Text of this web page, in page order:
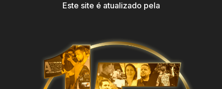
Este site é atualizado pela